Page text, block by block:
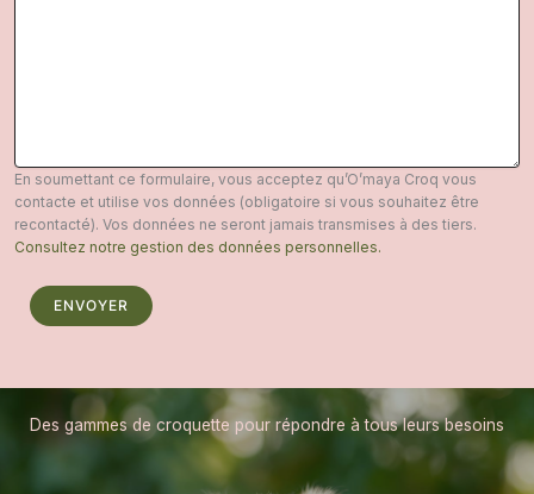
En soumettant ce formulaire, vous acceptez qu’O’maya Croq vous
contacte et utilise vos données (obligatoire si vous souhaitez être
recontacté). Vos données ne seront jamais transmises à des tiers.
Consultez notre gestion des données personnelles.
ENVOYER
Des gammes de croquette pour répondre à tous leurs besoins